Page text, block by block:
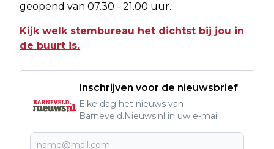
geopend van 07.30 - 21.00 uur.
Kijk welk stembureau het dichtst bij jou in
de buurt is.
Inschrijven voor de nieuwsbrief
Elke dag het nieuws van
Barneveld.Nieuws.nl in uw e-mail.